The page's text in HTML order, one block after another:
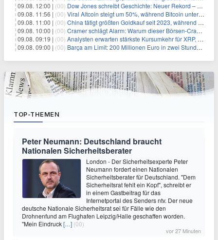
09.08. 12:00 | (00) Dow Jones schreibt Geschichte: Neuer Rekord – und Amazon knackt die nächste Billionen-Marke
09.08. 11:56 | (00) Viral Altcoin steigt um 50%, während Bitcoin unter $65.000 fällt
09.08. 11:00 | (00) China tätigt größten Goldkauf seit 2023, während Goldpreis um 8% steigt
09.08. 10:00 | (00) Cramer schlägt Alarm: Warum dieser Börsen-Crash die beste Einstiegschance seit Monaten ist
09.08. 09:19 | (00) Analysten erwarten stärkste Kursumkehr für XRP, während Polymarket skeptisch bleibt
09.08. 09:00 | (00) Barça am Limit: 200 Millionen Euro in zwei Stunden – warum dieser Schuldentrip hochgefährlich wird
TOP-THEMEN
Peter Neumann: Deutschland braucht
Nationalen Sicherheitsberater
London - Der Sicherheitsexperte Peter
Neumann fordert einen Nationalen
Sicherheitsberater für Deutschland. "Dem
Sicherheitsrat fehlt ein Kopf", schreibt er
in einem Gastbeitrag für das
Internetportal des Senders ntv. Der neue
deutsche Nationale Sicherheitsrat sei für Fälle wie den
Drohnenfund am Flughafen Leipzig/Halle geschaffen worden.
"Mein Eindruck[…] (00)
vor 27 Minuten